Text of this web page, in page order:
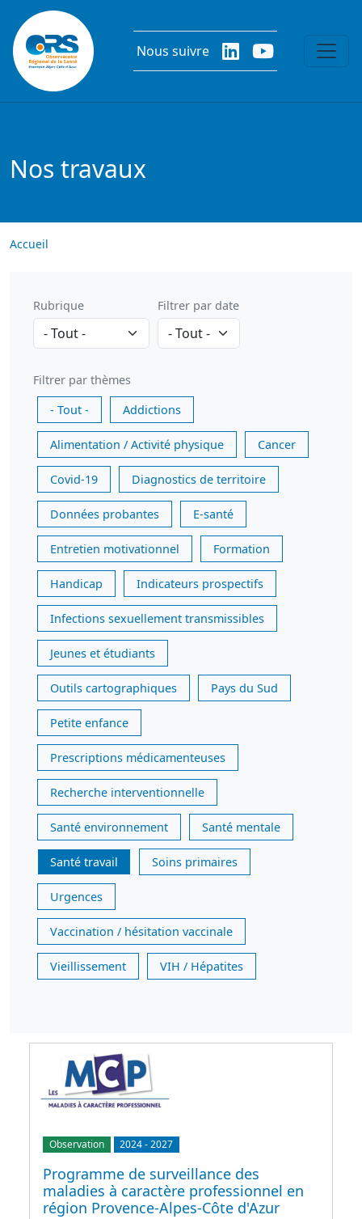
Aller au contenu principal
Nous suivre
Nos travaux
Accueil
Rubrique Filtrer par date
Filtrer par thèmes
- Tout -
Addictions
Alimentation / Activité physique Cancer
Covid-19 Diagnostics de territoire
Données probantes E-santé
Entretien motivationnel Formation
Handicap Indicateurs prospectifs
Infections sexuellement transmissibles
Jeunes et étudiants
Outils cartographiques Pays du Sud
Petite enfance
Prescriptions médicamenteuses
Recherche interventionnelle
Santé environnement Santé mentale
Santé travail Soins primaires
Urgences
Vaccination / hésitation vaccinale
Vieillissement VIH / Hépatites
Observation 2024-2027
Programme de surveillance des
maladies à caractère professionnel en
région Provence-Alpes-Côte d'Azur